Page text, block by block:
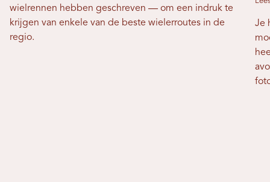
wielrennen hebben geschreven — om een ​​indruk te
krijgen van enkele van de beste wielerroutes in de
regio.
Je